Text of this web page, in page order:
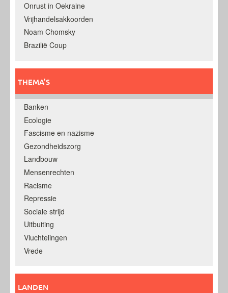
Onrust in Oekraine
Vrijhandelsakkoorden
Noam Chomsky
Brazilië Coup
THEMA’S
Banken
Ecologie
Fascisme en nazisme
Gezondheidszorg
Landbouw
Mensenrechten
Racisme
Repressie
Sociale strijd
Uitbuiting
Vluchtelingen
Vrede
LANDEN